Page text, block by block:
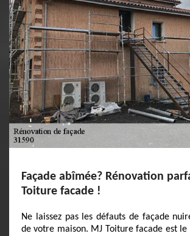
Façade abîmée? Rénovation
Toiture facade !
Ne laissez pas les défauts de façade
de votre maison. MJ Toiture facade est le